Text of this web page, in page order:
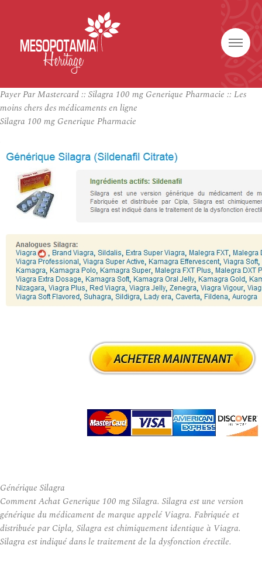
Payer Par Mastercard :: Silagra 100 mg Generique Pharmacie :: Les
moins chers des médicaments en ligne
Silagra 100 mg Generique Pharmacie
Générique Silagra
Comment Achat Generique 100 mg Silagra. Silagra est une version
générique du médicament de marque appelé Viagra. Fabriquée et
distribuée par Cipla, Silagra est chimiquement identique à Viagra.
Silagra est indiqué dans le traitement de la dysfonction érectile.